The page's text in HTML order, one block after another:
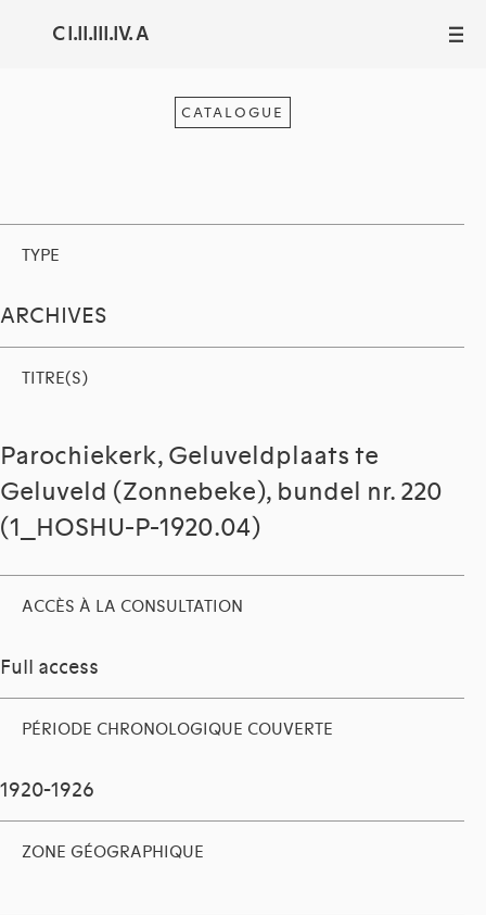
C I.II.III.IV. A III
CATALOGUE
TYPE
ARCHIVES
TITRE(S)
Parochiekerk, Geluveldplaats te
Geluveld (Zonnebeke), bundel nr. 220
(1_HOSHU-P-1920.04)
ACCÈS À LA CONSULTATION
Full access
PÉRIODE CHRONOLOGIQUE COUVERTE
1920-1926
ZONE GÉOGRAPHIQUE